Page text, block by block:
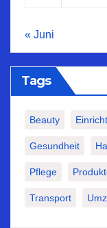
« Juni
Tags
Beauty
Gesundheit
Pflege
Transport